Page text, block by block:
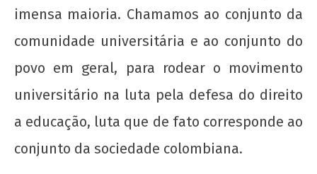
MANE- Pronunciamento à opinião pública
colombiana
22 de
de
wp-
admin
imensa maioria. Chamamos ao conjunto da
comunidade universitária e ao conjunto do
povo em geral, para rodear o movimento
universitário na luta pela defesa do direito
a educação, luta que de fato corresponde ao
conjunto da sociedade colombiana.